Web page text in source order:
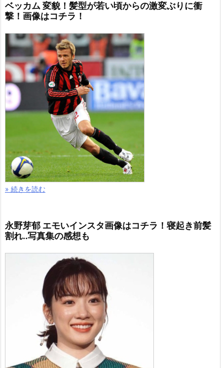
ベッカム 変貌！髪型が若い頃からの激変ぶりに衝
撃！画像はコチラ！
» 続きを読む
永野芽郁 エモいインスタ画像はコチラ！寝起き前髪
割れ..写真集の感想も